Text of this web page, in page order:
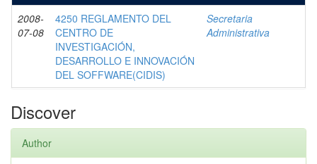
2008-
07-08
4250 REGLAMENTO DEL
CENTRO DE
INVESTIGACIÓN,
DESARROLLO E INNOVACIÓN
DEL SOFFWARE(CIDIS)
Secretaria
Administrativa
Discover
Author